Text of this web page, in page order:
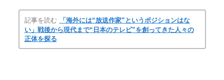
記事を読む
「海外には“放送作家”というポジションはな
い」戦後から現代まで“日本のテレビ”を創ってきた人々の
正体を探る